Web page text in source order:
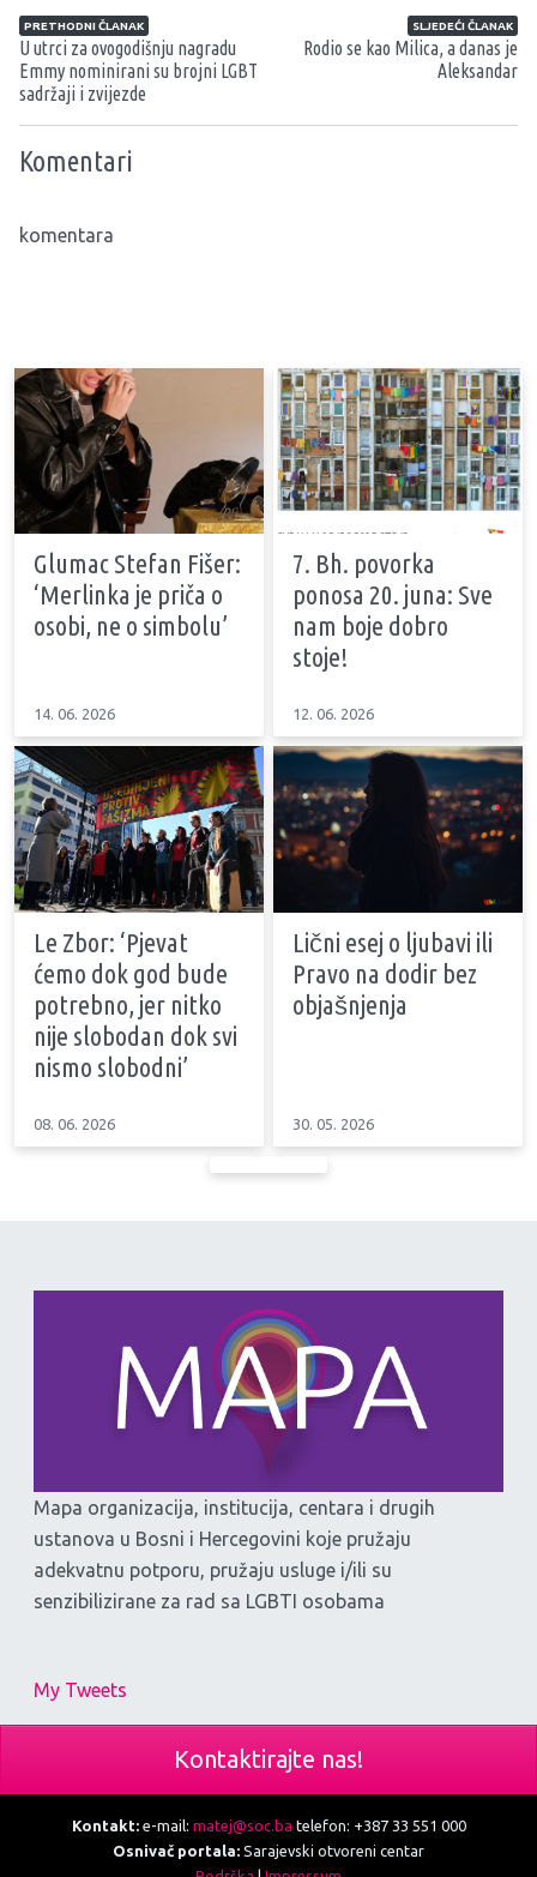
Navigacija članaka
PRETHODNI ČLANAK
U utrci za ovogodišnju nagradu
Emmy nominirani su brojni LGBT
sadržaji i zvijezde
SLJEDEĆI ČLANAK
Rodio se kao Milica, a danas je
Aleksandar
Komentari
komentara
Glumac Stefan Fišer:
‘Merlinka je priča o
osobi, ne o simbolu’
14. 06. 2026
7. Bh. povorka
ponosa 20. juna: Sve
nam boje dobro
stoje!
12. 06. 2026
Le Zbor: ‘Pjevat
ćemo dok god bude
potrebno, jer nitko
nije slobodan dok svi
nismo slobodni’
08. 06. 2026
Lični esej o ljubavi ili
Pravo na dodir bez
objašnjenja
30. 05. 2026
Mapa organizacija, institucija, centara i drugih
ustanova u Bosni i Hercegovini koje pružaju
adekvatnu potporu, pružaju usluge i/ili su
senzibilizirane za rad sa LGBTI osobama
My Tweets
Kontaktirajte nas!
Kontakt:e-mail: matej@soc.ba telefon: +387 33 551 000
Osnivač portala: Sarajevski otvoreni centar